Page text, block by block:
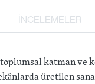
İNCELEMELER
katman
üretilen